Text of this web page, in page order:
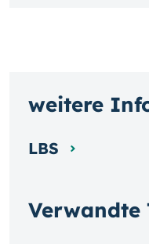
Verwandte
weitere
LBS